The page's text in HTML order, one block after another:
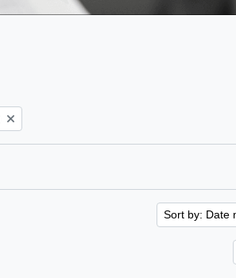
Sort by: Date